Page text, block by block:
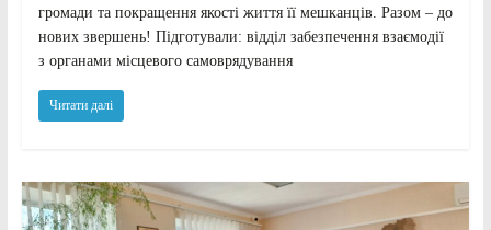
громади та покращення якості життя її мешканців. Разом – до
нових звершень! Підготували: відділ забезпечення взаємодії
з органами місцевого самоврядування
Читати далі